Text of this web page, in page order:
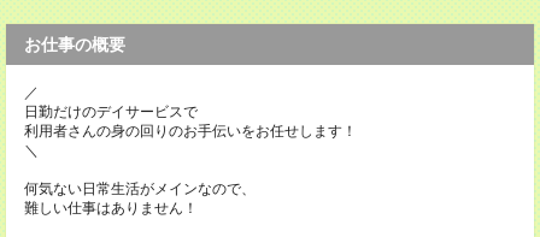
お仕事の概要
／
日勤だけのデイサービスで
利用者さんの身の回りのお手伝いをお任せします！
＼
何気ない日常生活がメインなので、
難しい仕事はありません！